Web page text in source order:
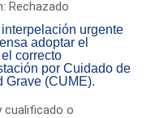
Rechazado
urgente
adoptar el
correcto
por Cuidado de
Grave (CUME).
cualificado o